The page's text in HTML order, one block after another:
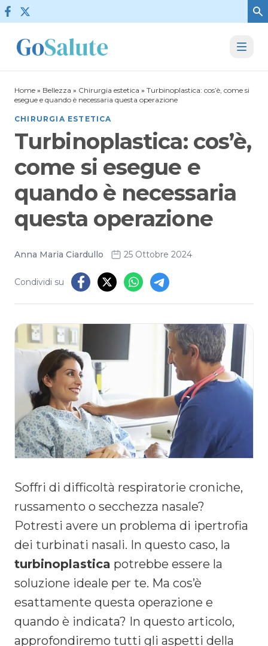
Vai al contenuto
Home » Bellezza » Chirurgia estetica » Turbinoplastica: cos’è, come si
esegue e quando è necessaria questa operazione
CHIRURGIA ESTETICA
Turbinoplastica: cos’è,
come si esegue e
quando è necessaria
questa operazione
Anna Maria Ciardullo 25 Ottobre 2024
Condividi su
Soffri di difficoltà respiratorie croniche,
russamento o secchezza nasale?
Potresti avere un problema di ipertrofia
dei turbinati nasali. In questo caso, la
turbinoplastica potrebbe essere la
soluzione ideale per te. Ma cos’è
esattamente questa operazione e
quando è indicata? In questo articolo,
approfondiremo tutti gli aspetti della